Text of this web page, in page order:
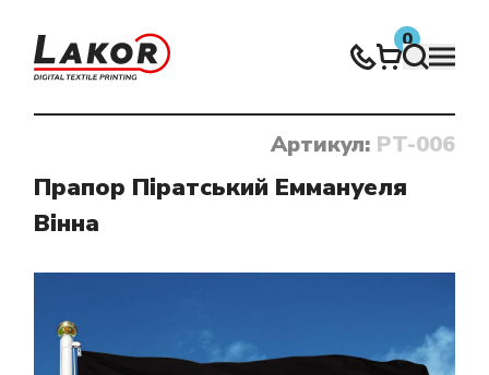
0
Нічого не знайденоАртикул: PT-006
Прапор Піратський Еммануеля
Вінна